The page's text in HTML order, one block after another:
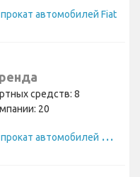
автомобилей Fiat
средств: 8
20
П
росмотреть прокат автомобилей Peugeot